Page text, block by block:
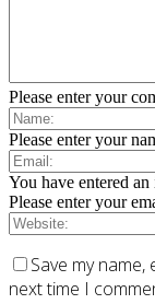
Please enter your
Please enter your
You have entered
Please enter your
Save my
next time I